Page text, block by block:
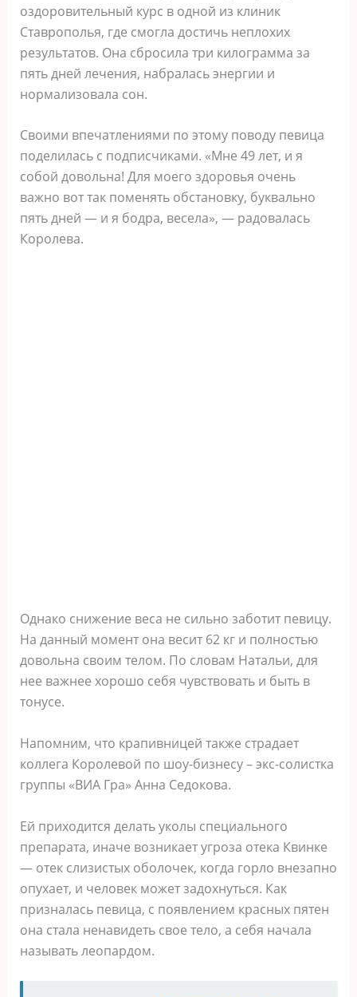
оздоровительный курс в одной из клиник
Ставрополья, где смогла достичь неплохих
результатов. Она сбросила три килограмма за
пять дней лечения, набралась энергии и
нормализовала сон.
Своими впечатлениями по этому поводу певица
поделилась с подписчиками. «Мне 49 лет, и я
собой довольна! Для моего здоровья очень
важно вот так поменять обстановку, буквально
пять дней — и я бодра, весела», — радовалась
Королева.
Однако снижение веса не сильно заботит певицу.
На данный момент она весит 62 кг и полностью
довольна своим телом. По словам Натальи, для
нее важнее хорошо себя чувствовать и быть в
тонусе.
Напомним, что крапивницей также страдает
коллега Королевой по шоу-бизнесу – экс-солистка
группы «ВИА Гра» Анна Седокова.
Ей приходится делать уколы специального
препарата, иначе возникает угроза отека Квинке
— отек слизистых оболочек, когда горло внезапно
опухает, и человек может задохнуться. Как
призналась певица, с появлением красных пятен
она стала ненавидеть свое тело, а себя начала
называть леопардом.